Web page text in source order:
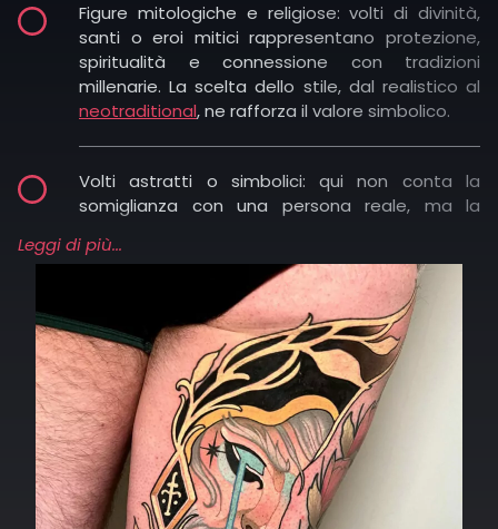
Figure mitologiche e religiose: volti di divinità,
santi o eroi mitici rappresentano protezione,
spiritualità e connessione con tradizioni
millenarie. La scelta dello stile, dal realistico al
neotraditional, ne rafforza il valore simbolico.
Volti astratti o simbolici: qui non conta la
somiglianza con una persona reale, ma la
profondi come la psiche, il mistero, la bellezza o
il dolore. Perfetti in stili illustrativi o surrealisti.
Personaggi inventati: dal mondo della
letteratura o del cinema, questi volti incarnano
fantasia, immaginazione e narrazione
personale.
Personaggi anime e manga: scelti soprattutto
dai più giovani, collegano il tatuaggio
Leggi di più...